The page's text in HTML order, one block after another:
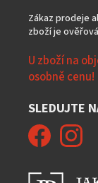
Zákaz prodeje
zboží je
U zboží na
osobně cenu!
SLEDUJTE